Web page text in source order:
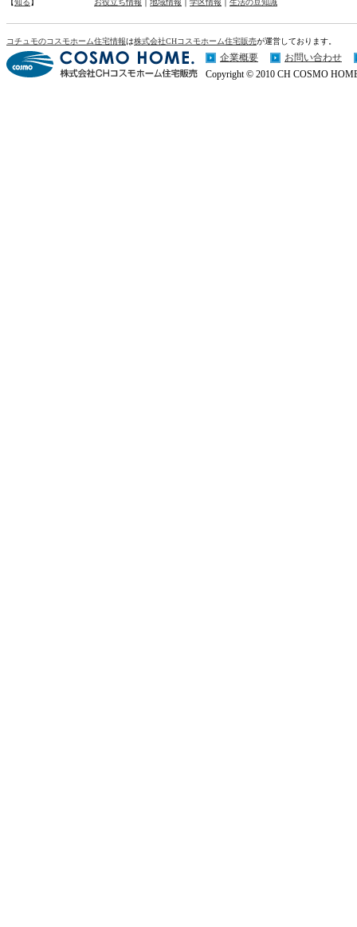
【知る 】 お役立ち情報 地域情報 学区情報 生活の豆知識
コチュモのコスモホーム住宅情報は株式会社CHコスモホーム住宅販売が運営しております。
企業概要
お問い合わせ
Copyright © 2010 CH COSMO